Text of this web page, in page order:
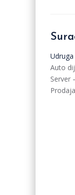
Udruga
Auto
Server